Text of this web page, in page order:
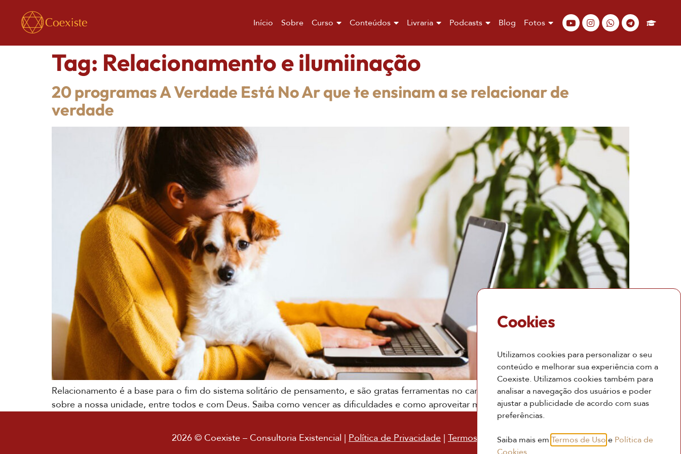
Início Sobre Curso Conteúdos Livraria Podcasts Blog Fotos
Tag: Relacionamento e ilumiinação
20 programas A Verdade Está No Ar que te ensinam a se relacionar de
verdade
Relacionamento é a base para o fim do sistema solitário de pensamento, e são gratas ferramentas no caminho de retomada de consciência
sobre a nossa unidade, entre todos e com Deus. Saiba como vencer as dificuldades e como aproveitar melhor seus relacionamentos
2026 © Coexiste – Consultoria Existencial | Política de Privacidade | Termos de Uso
Cookies
Utilizamos cookies para personalizar o seu
conteúdo e melhorar sua experiência com a
Coexiste. Utilizamos cookies também para
analisar a navegação dos usuários e poder
ajustar a publicidade de acordo com suas
preferências.
Saiba mais em Termos de Uso e Política de